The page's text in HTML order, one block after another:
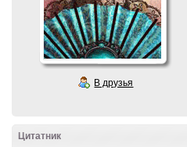
В друзья
Цитатник